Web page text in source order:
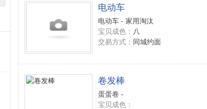
电动车
电动车 - 家用淘汰
宝贝成色： 八
交易方式： 同城约面
卷发棒
蛋蛋卷 -
宝贝成色：